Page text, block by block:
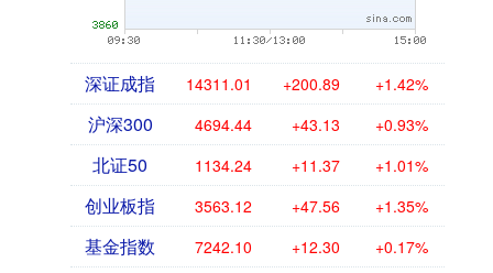
深证成指 14311.01 +200.89 +1.42%
沪深300 4694.44 +43.13 +0.93%
北证50 1134.24 +11.37 +1.01%
创业板指 3563.12 +47.56 +1.35%
基金指数 7242.10 +12.30 +0.17%